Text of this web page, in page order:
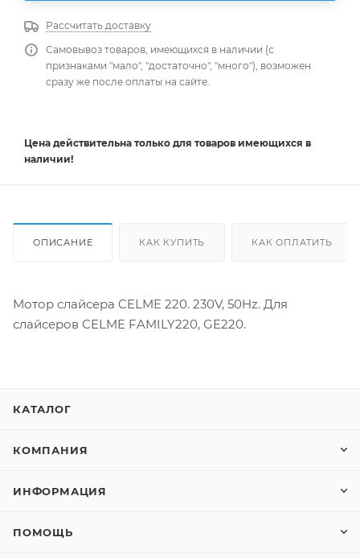
Рассчитать доставку
Самовывоз товаров, имеющихся в наличии (с
признаками "мало", "достаточно", "много"), возможен
сразу же после оплаты на сайте.
Цена действительна только для товаров имеющихся в
наличии!
ОПИСАНИЕ КАК КУПИТЬ КАК ОПЛАТИТЬ
Мотор слайсера CELME 220. 230V, 50Hz. Для
слайсеров CELME FAMILY220, GE220.
КАТАЛОГ
КОМПАНИЯ
ИНФОРМАЦИЯ
ПОМОЩЬ